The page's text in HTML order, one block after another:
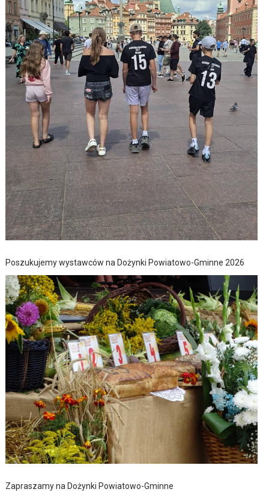
Poszukujemy wystawców na Dożynki Powiatowo-Gminne 2026
Zapraszamy na Dożynki Powiatowo-Gminne